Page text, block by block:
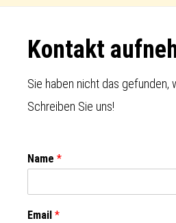
Footer
Kontakt
Sie haben nicht das gefunden,
Schreiben Sie uns!
Name *
Email *